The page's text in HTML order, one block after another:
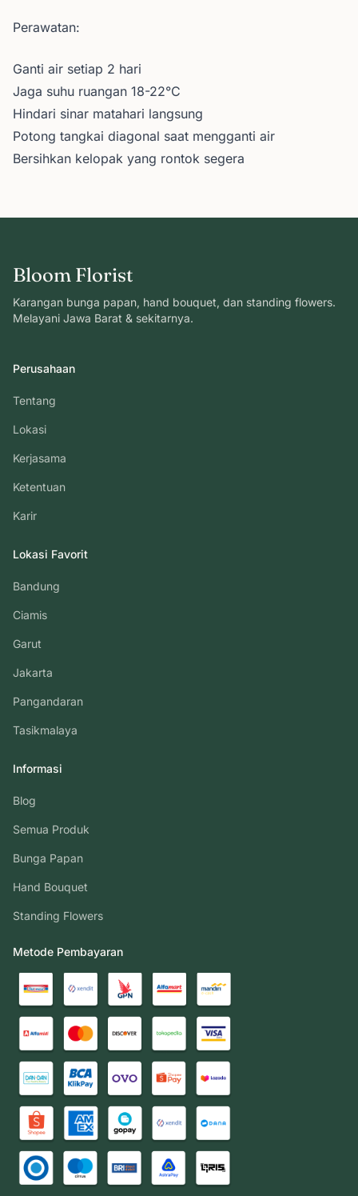
Perawatan:
Ganti air setiap 2 hari
Jaga suhu ruangan 18-22°C
Hindari sinar matahari langsung
Potong tangkai diagonal saat mengganti air
Bersihkan kelopak yang rontok segera
Bloom Florist
Karangan bunga papan, hand bouquet, dan standing flowers.
Melayani Jawa Barat & sekitarnya.
Perusahaan
Tentang
Lokasi
Kerjasama
Ketentuan
Karir
Lokasi Favorit
Bandung
Ciamis
Garut
Jakarta
Pangandaran
Tasikmalaya
Informasi
Blog
Semua Produk
Bunga Papan
Hand Bouquet
Standing Flowers
Metode Pembayaran